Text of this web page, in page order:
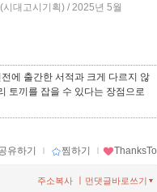
대고시기획) / 2025년 5월
에 출간한 서적과 크게 다르지 않
토끼를 잡을 수 있다는 장점으로
유하기 ｌ 찜하기 ｌ ThanksTo
먼댓글바로쓰기
주소복사